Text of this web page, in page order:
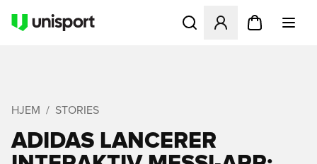
Åbner en Modal til at
HJEM STORIES
ADIDAS LANCERER